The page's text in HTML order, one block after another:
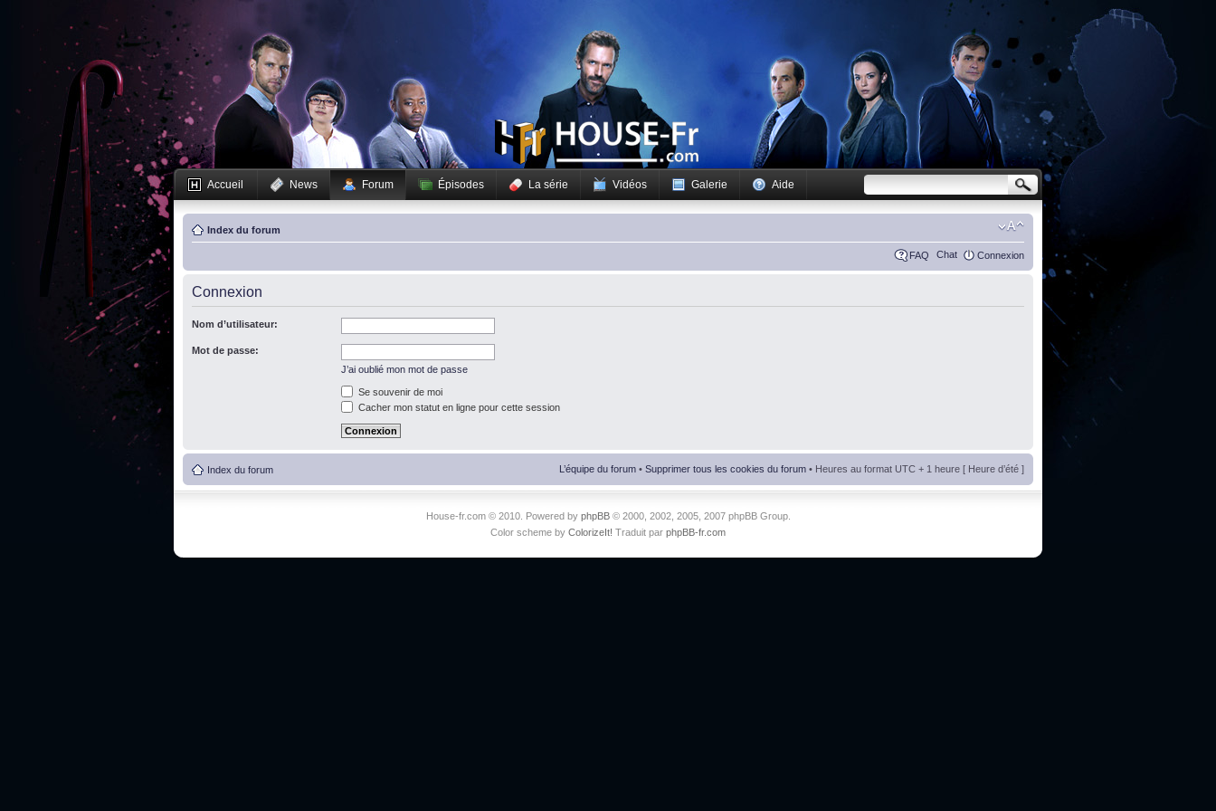
Accueil News Forum Épisodes La série Vidéos Galerie Aide
Index du forum
FAQ Chat Connexion
Connexion
Nom d’utilisateur:
Mot de passe:
J’ai oublié mon mot de passe
Se souvenir de moi
Cacher mon statut en ligne pour cette session
Index du forum L’équipe du forum • Supprimer tous les cookies du forum • Heures au format UTC + 1 heure [ Heure d’été ]
House-fr.com © 2010. Powered by phpBB© 2000, 2002, 2005, 2007 phpBB Group.
Color scheme by ColorizeIt! Traduit par phpBB-fr.com